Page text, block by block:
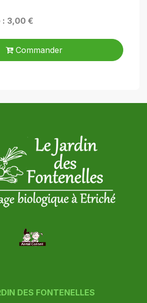
: 3,00 €
Commander
DES FONTENELLES